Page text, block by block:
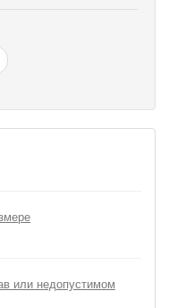
или недопустимом